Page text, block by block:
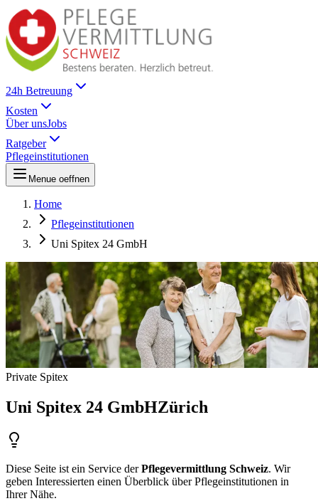
24h Betreuung
Kosten
Über unsJobs
Ratgeber
Pflegeinstitutionen
Menue oeffnen
Home
Pflegeinstitutionen
Uni Spitex 24 GmbH
Private Spitex
Uni Spitex 24 GmbHZürich
Diese Seite ist ein Service derPflegevermittlung Schweiz. Wir
geben Interessierten einen Überblick über Pflegeinstitutionen in
Ihrer Nähe.